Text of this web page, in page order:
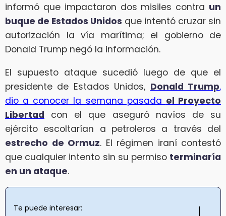
informó que impactaron dos misiles contra un
buque de Estados Unidos que intentó cruzar sin
autorización la vía marítima; el gobierno de
Donald Trump negó la información.
El supuesto ataque sucedió luego de que el
presidente de Estados Unidos, Donald Trump,
dio a conocer la semana pasada el Proyecto
Libertad con el que aseguró navíos de su
ejército escoltarían a petroleros a través del
estrecho de Ormuz. El régimen iraní contestó
que cualquier intento sin su permiso terminaría
en un ataque.
Te puede interesar: